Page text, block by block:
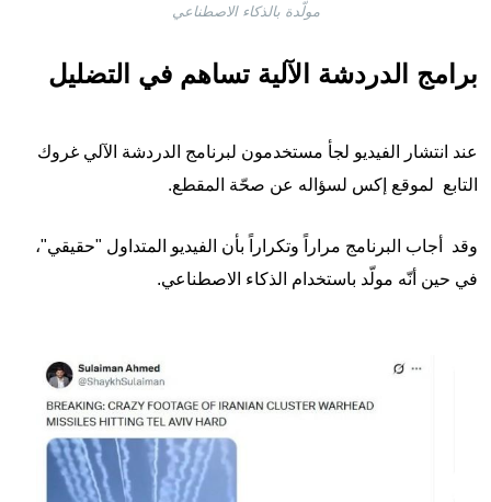
مولّدة بالذكاء الاصطناعي
برامج الدردشة الآلية تساهم في التضليل
عند انتشار الفيديو لجأ مستخدمون لبرنامج الدردشة الآلي غروك
التابع لموقع إكس لسؤاله عن صحّة المقطع.
وقد أجاب البرنامج مراراً وتكراراً بأن الفيديو المتداول "حقيقي"،
في حين أنّه مولّد باستخدام الذكاء الاصطناعي.